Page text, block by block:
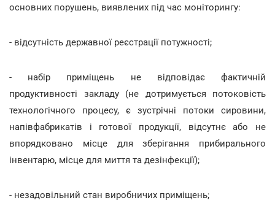
основних порушень, виявлених під час моніторингу:
- відсутність державної реєстрації потужності;
- набір приміщень не відповідає фактичній
продуктивності закладу (не дотримується потоковість
технологічного процесу, є зустрічні потоки сировини,
напівфабрикатів і готової продукції, відсутнє або не
впорядковано місце для зберігання прибирального
інвентарю, місце для миття та дезінфекції);
- незадовільний стан виробничих приміщень;